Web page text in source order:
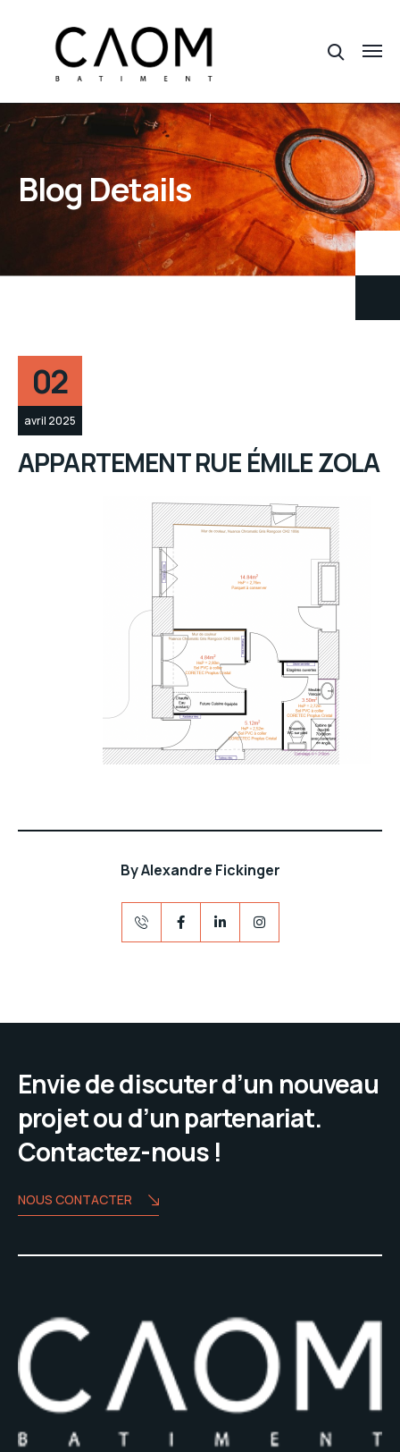
Blog Details
02
avril 2025
APPARTEMENT RUE ÉMILE ZOLA
ByAlexandre Fickinger
Envie de discuter d’un nouveau
projet ou d’un partenariat.
Contactez-nous !
NOUS CONTACTER